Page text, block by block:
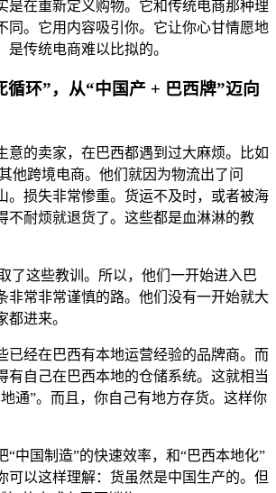
是在重新定义购物。它和传统电商那种理
同。它用内容吸引你。它让你心甘情愿地
是传统电商难以比拟的。
循环”，从“中国产 + 巴西牌”迈向
意的卖家，在巴西都遇到过大麻烦。比如
他跨境电商。他们就因为物流出了问
。损失非常惨重。货运不及时，或者被海
不耐烦就退货了。这些都是血淋淋的教
了这些教训。所以，他们一开始进入巴
非常非常谨慎的路。他们没有一开始就大
都进来。
已经在巴西有本地运营经验的品牌商。而
有自己在巴西本地的仓储系统。这就相当
通”。而且，你自己有地方存货。这样你
“中国制造”的快速效率，和“巴西本地化”
可以这样理解：货虽然是中国生产的。但